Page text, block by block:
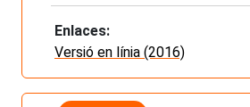
Enlaces:
Versió en línia (2016)